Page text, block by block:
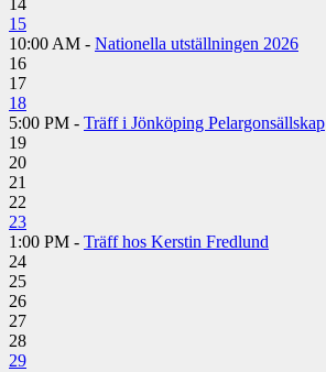
14
15
10:00 AM - Nationella utställningen 2026
16
17
18
5:00 PM - Träff i Jönköping Pelargonsällskap
19
20
21
22
23
1:00 PM - Träff hos Kerstin Fredlund
24
25
26
27
28
29